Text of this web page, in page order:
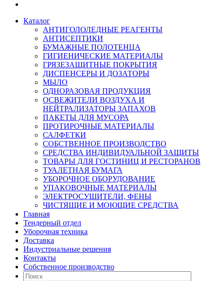
Каталог
АНТИГОЛОЛЕДНЫЕ РЕАГЕНТЫ
АНТИСЕПТИКИ
БУМАЖНЫЕ ПОЛОТЕНЦА
ГИГИЕНИЧЕСКИЕ МАТЕРИАЛЫ
ГРЯЗЕЗАЩИТНЫЕ ПОКРЫТИЯ
ДИСПЕНСЕРЫ И ДОЗАТОРЫ
МЫЛО
ОДНОРАЗОВАЯ ПРОДУКЦИЯ
ОСВЕЖИТЕЛИ ВОЗДУХА И
НЕЙТРАЛИЗАТОРЫ ЗАПАХОВ
ПАКЕТЫ ДЛЯ МУСОРА
ПРОТИРОЧНЫЕ МАТЕРИАЛЫ
САЛФЕТКИ
СОБСТВЕННОЕ ПРОИЗВОДСТВО
СРЕДСТВА ИНДИВИДУАЛЬНОЙ ЗАЩИТЫ
ТОВАРЫ ДЛЯ ГОСТИНИЦ И РЕСТОРАНОВ
ТУАЛЕТНАЯ БУМАГА
УБОРОЧНОЕ ОБОРУДОВАНИЕ
УПАКОВОЧНЫЕ МАТЕРИАЛЫ
ЭЛЕКТРОСУШИТЕЛИ, ФЕНЫ
ЧИСТЯЩИЕ И МОЮЩИЕ СРЕДСТВА
Главная
Тендерный отдел
Уборочная техника
Доставка
Индустриальные решения
Контакты
Собственное производство